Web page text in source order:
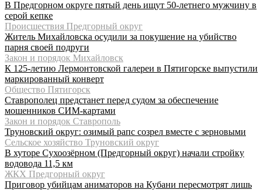
В Предгорном округе пятый день ищут 50-летнего мужчину в
серой кепке
Происшествия Предгорный округ
Житель Михайловска осудили за покушение на убийство
парня своей подруги
Закон и порядок Михайловск
К 125-летию Лермонтовской галереи в Пятигорске выпустили
маркированный конверт
Общество Пятигорск
Ставрополец предстанет перед судом за обеспечение
мошенников СИМ-картами
Закон и порядок Ставрополь
Труновский округ: озимый рапс созрел вместе с зерновыми
Сельское хозяйство Труновский округ
В хуторе Сухоозёрном (Предгорный округ) начали стройку
водовода 11,5 км
ЖКХ Предгорный округ
Приговор убийцам аниматоров на Кубани пересмотрят лишь